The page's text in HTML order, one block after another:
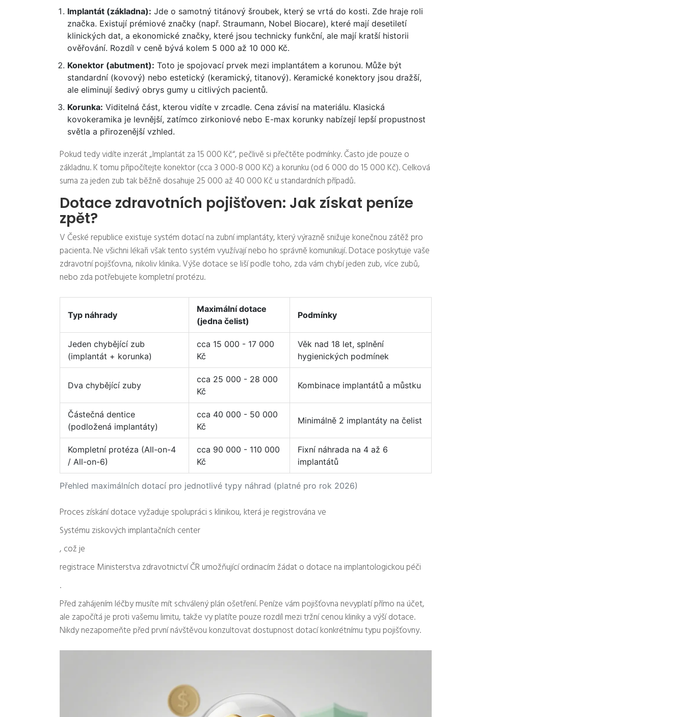
Implantát (základna): Jde o samotný titánový šroubek, který se vrtá do kosti. Zde hraje roli
značka. Existují prémiové značky (např. Straumann, Nobel Biocare), které mají desetiletí
klinických dat, a ekonomické značky, které jsou technicky funkční, ale mají kratší historii
ověřování. Rozdíl v ceně bývá kolem 5 000 až 10 000 Kč.
Konektor (abutment): Toto je spojovací prvek mezi implantátem a korunou. Může být
standardní (kovový) nebo estetický (keramický, titanový). Keramické konektory jsou dražší,
ale eliminují šedivý obrys gumy u citlivých pacientů.
Korunka: Viditelná část, kterou vidíte v zrcadle. Cena závisí na materiálu. Klasická
kovokeramika je levnější, zatímco zirkoniové nebo E-max korunky nabízejí lepší propustnost
světla a přirozenější vzhled.
Pokud tedy vidíte inzerát „Implantát za 15 000 Kč“, pečlivě si přečtěte podmínky. Často jde pouze o
základnu. K tomu připočítejte konektor (cca 3 000-8 000 Kč) a korunku (od 6 000 do 15 000 Kč). Celková
suma za jeden zub tak běžně dosahuje 25 000 až 40 000 Kč u standardních případů.
Dotace zdravotních pojišťoven: Jak získat peníze
zpět?
V České republice existuje systém dotací na zubní implantáty, který výrazně snižuje konečnou zátěž pro
pacienta. Ne všichni lékaři však tento systém využívají nebo ho správně komunikují. Dotace poskytuje vaše
zdravotní pojišťovna, nikoliv klinika. Výše dotace se liší podle toho, zda vám chybí jeden zub, více zubů,
nebo zda potřebujete kompletní protézu.
Přehled maximálních dotací pro jednotlivé typy náhrad (platné pro rok 2026)
Typ náhrady
Maximální dotace
(jedna čelist)
Podmínky
Jeden chybějící zub
(implantát + korunka)
cca 15 000 - 17 000
Kč
Věk nad 18 let, splnění
hygienických podmínek
Dva chybějící zuby
cca 25 000 - 28 000
Kč
Kombinace implantátů a můstku
Částečná dentice
(podložená implantáty)
cca 40 000 - 50 000
Kč
Minimálně 2 implantáty na čelist
Kompletní protéza (All-on-4
/ All-on-6)
cca 90 000 - 110 000
Kč
Fixní náhrada na 4 až 6
implantátů
Proces získání dotace vyžaduje spolupráci s klinikou, která je registrována ve
Systému ziskových implantačních center
, což je
registrace Ministerstva zdravotnictví ČR umožňující ordinacím žádat o dotace na implantologickou péči
.
Před zahájením léčby musíte mít schválený plán ošetření. Peníze vám pojišťovna nevyplatí přímo na účet,
ale započítá je proti vašemu limitu, takže vy platíte pouze rozdíl mezi tržní cenou kliniky a výší dotace.
Nikdy nezapomeňte před první návštěvou konzultovat dostupnost dotací konkrétnímu typu pojišťovny.